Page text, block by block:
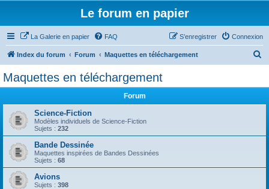
Le forum en papier
La Galerie en papier FAQ Connexion
S’enregistrer
Index du forum Forum Maquettes en téléchargement
e
Maquettes en téléchargement
Forum
Science-Fiction
Modèles individuels de Science-Fiction
Sujets : 232
Bande Dessinée
Maquettes inspirées de Bandes Dessinées
Sujets : 68
Avions
Sujets : 398